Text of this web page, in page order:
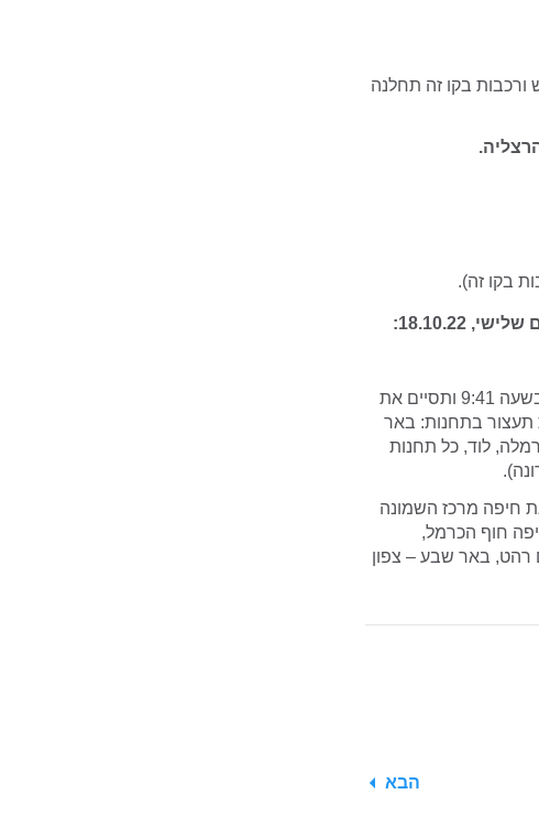
ורכבות בקו זה תחלנה
בקו זה).
תופעל רכבת מיוחדת שמסלולה יוארך והיא תחל את נסיעתה בתחנת ב”ש מרכז בשעה 9:41 ותסיים את
בתחנות: באר
לוד, כל תחנות
יוארך והיא את תחל נסיעתה בשעה 14:03 בתחנת חיפה מרכז השמונה
חוף הכרמל,
רהט, באר שבע – צפון
הבא